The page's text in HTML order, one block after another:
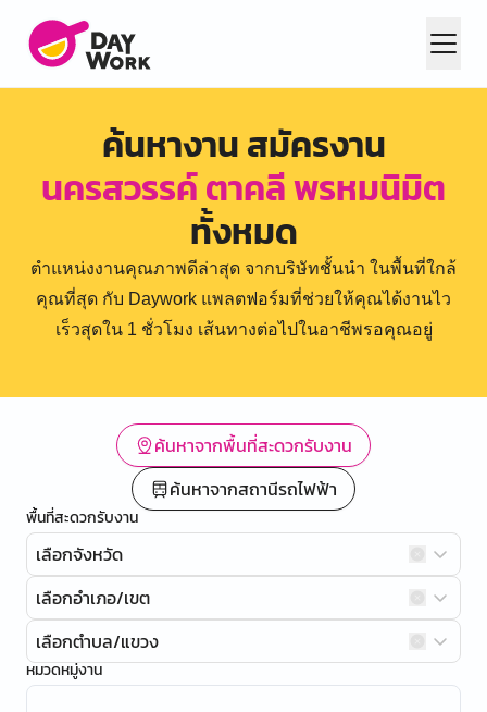
ค้นหางาน สมัครงาน
นครสวรรค์ ตาคลี พรหมนิมิต
ทั้งหมด
ตำแหน่งงานคุณภาพดีล่าสุด จากบริษัทชั้นนำ ในพื้นที่ใกล้
คุณที่สุด กับ Daywork แพลตฟอร์มที่ช่วยให้คุณได้งานไว
เร็วสุดใน 1 ชั่วโมง เส้นทางต่อไปในอาชีพรอคุณอยู่
ค้นหาจากพื้นที่สะดวกรับงาน
ค้นหาจากสถานีรถไฟฟ้า
พื้นที่สะดวกรับงาน
เลือกจังหวัด
เลือกอำเภอ/เขต
เลือกตำบล/แขวง
หมวดหมู่งาน